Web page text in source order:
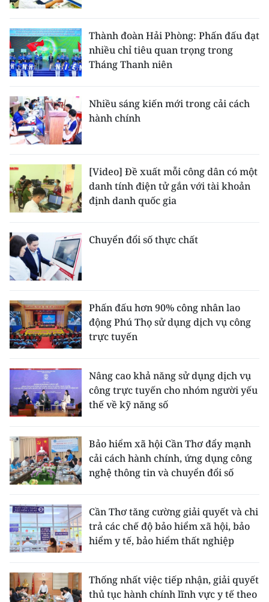
Media Xã hội
Media Pháp luật
Media Du lịch
Media Thế giới
Media Thể thao
Media Giáo dục
Media Y tế
Media Môi trường
Ảnh
Infographic
TIN MỚI
TIN ĐỊA PHƯƠNG
Trung du và miền núi phía Bắc
Bắc Trung Bộ
Duyên hải Nam Trung Bộ và Tây
Đông Nam Bộ
Đồng bằng sông Cửu Long
Chuyên trang Hà Nội
Thành đoàn Hải Phòng: Phấn đấu đạt
nhiều chỉ tiêu quan trọng trong
Tháng Thanh niên
Nhiều sáng kiến mới trong cải cách
hành chính
[Video] Đề xuất mỗi công dân có một
danh tính điện tử gắn với tài khoản
định danh quốc gia
Chuyển đổi số thực chất
Phấn đấu hơn 90% công nhân lao
động Phú Thọ sử dụng dịch vụ công
trực tuyến
Nâng cao khả năng sử dụng dịch vụ
công trực tuyến cho nhóm người yếu
thế về kỹ năng số
Bảo hiểm xã hội Cần Thơ đẩy mạnh
cải cách hành chính, ứng dụng công
nghệ thông tin và chuyển đổi số
Cần Thơ tăng cường giải quyết và chi
trả các chế độ bảo hiểm xã hội, bảo
hiểm y tế, bảo hiểm thất nghiệp
Thống nhất việc tiếp nhận, giải quyết
thủ tục hành chính lĩnh vực y tế theo